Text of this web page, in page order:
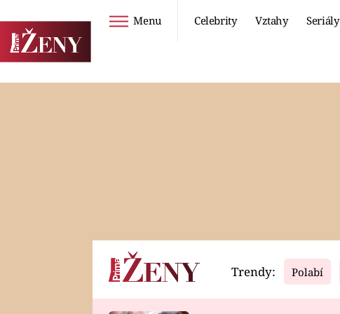
Menu Celebrity Vztahy Seriály
Horoskopy Video
Trendy: Polabí